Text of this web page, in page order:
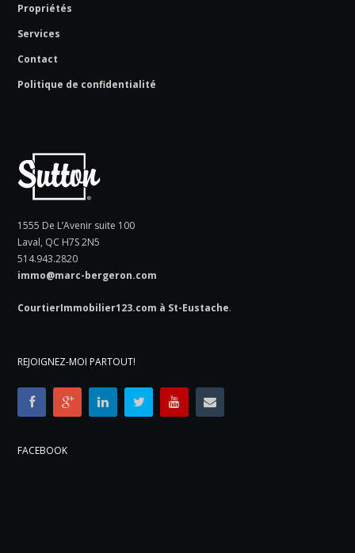
Propriétés
Services
Contact
Politique de confidentialité
1555 De L’Avenir suite 100
Laval, QC H7S 2N5
514.943.2820
immo@marc-bergeron.com
CourtierImmobilier123.com à St-Eustache.
REJOIGNEZ-MOI PARTOUT!
FACEBOOK